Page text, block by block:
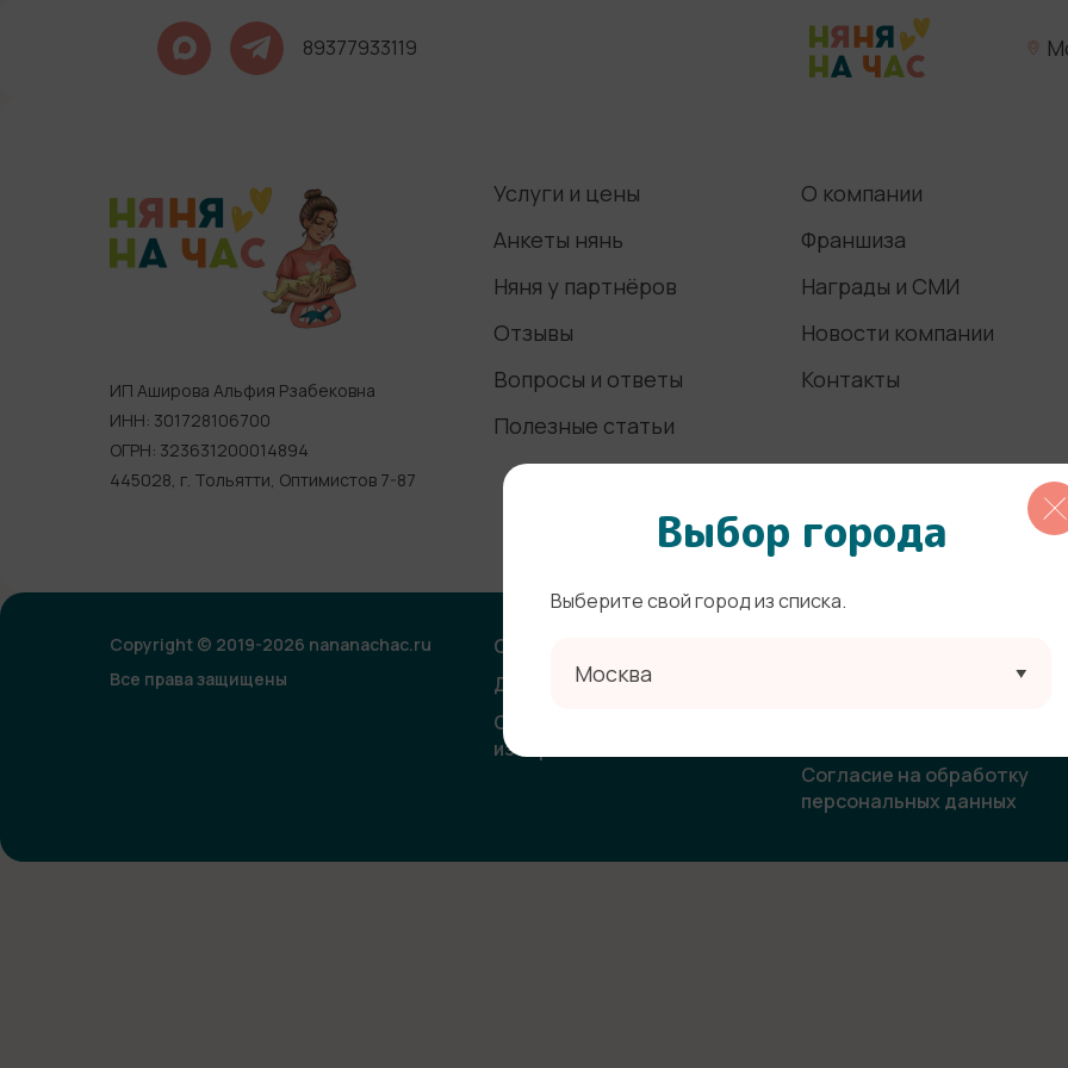
89377933119
ИП Аширова Альфия Рзабековна
ИНН: 301728106700
ОГРН: 323631200014894
445028, г. Тольятти, Оптимистов 7-87
Услуги и цены
Анкеты нянь
Няня у партнёров
Отзывы
Вопросы и ответы
Полезные статьи
О компании
Франшиза
Награды и СМИ
Новости компании
Контакты
Copyright © 2019-2026 nananachac.ru
Все права защищены
Оплата
Договор-оферта
Согласие на использование
изображения
Политика
Согласие на получение
Согласие на обработку
персональных данных
Выбор города
Выберите свой город из списка.
Москва